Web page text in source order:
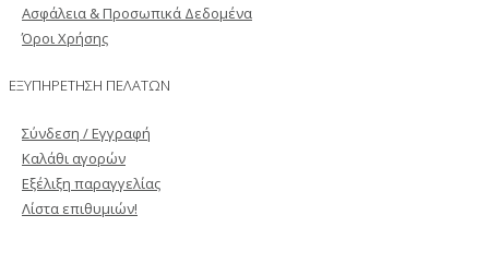
Ασφάλεια & Προσωπικά Δεδομένα
Όροι Χρήσης
ΕΞΥΠΗΡΕΤΗΣΗ ΠΕΛΑΤΩΝ
Σύνδεση / Εγγραφή
Καλάθι αγορών
Εξέλιξη παραγγελίας
Λίστα επιθυμιών!